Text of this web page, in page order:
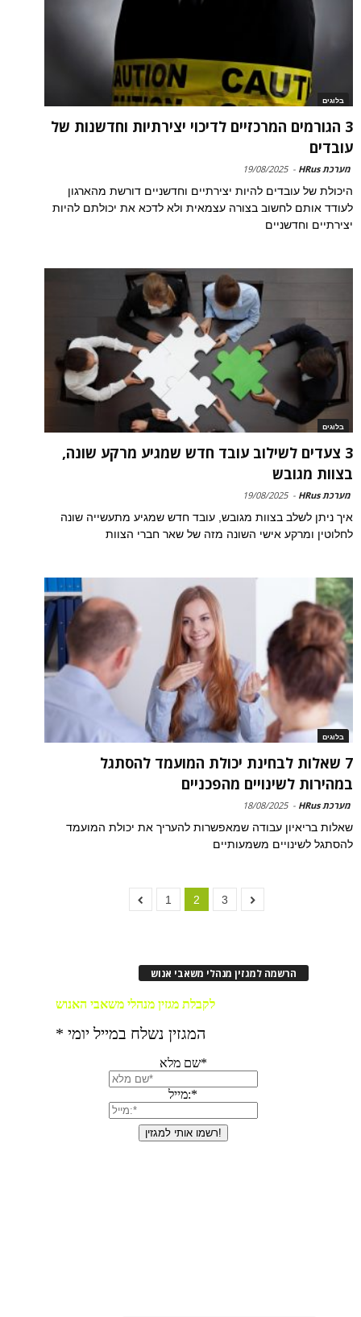
בלוגים
3 הגורמים המרכזיים לדיכוי יצירתיות וחדשנות של
עובדים
מערכת HRus -
19/08/2025
היכולת של עובדים להיות יצירתיים וחדשניים דורשת מהארגון
לעודד אותם לחשוב בצורה עצמאית ולא לדכא את יכולתם להיות
יצירתיים וחדשניים
בלוגים
3 צעדים לשילוב עובד חדש שמגיע מרקע שונה,
בצוות מגובש
מערכת HRus -
19/08/2025
איך ניתן לשלב בצוות מגובש, עובד חדש שמגיע מתעשייה שונה
לחלוטין ומרקע אישי השונה מזה של שאר חברי הצוות
בלוגים
7 שאלות לבחינת יכולת המועמד להסתגל
במהירות לשינויים מהפכניים
מערכת HRus -
18/08/2025
שאלות בריאיון עבודה שמאפשרות להעריך את יכולת המועמד
להסתגל לשינויים משמעותיים
1 2 3
הרשמה למגזין מנהלי משאבי אנוש